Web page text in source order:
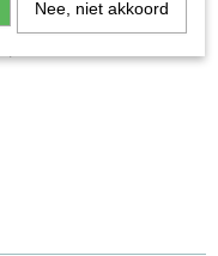
6 ketelringen, grote
cm.
Nee, niet akkoord